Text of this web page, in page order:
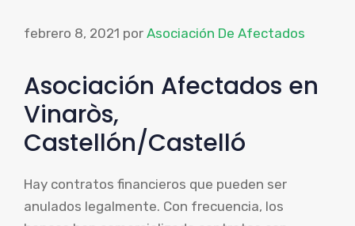
febrero 8, 2021 por Asociación De Afectados
Asociación Afectados en
Vinaròs,
Castellón/Castelló
Hay contratos financieros que pueden ser
anulados legalmente. Con frecuencia, los